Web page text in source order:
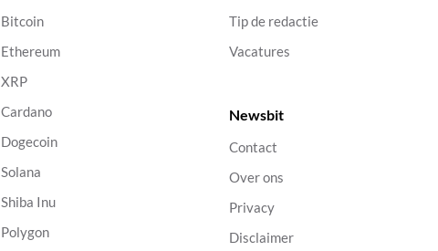
Bitcoin
Ethereum
XRP
Cardano
Dogecoin
Solana
Shiba Inu
Polygon
Tip de redactie
Vacatures
Newsbit
Contact
Over ons
Privacy
Disclaimer